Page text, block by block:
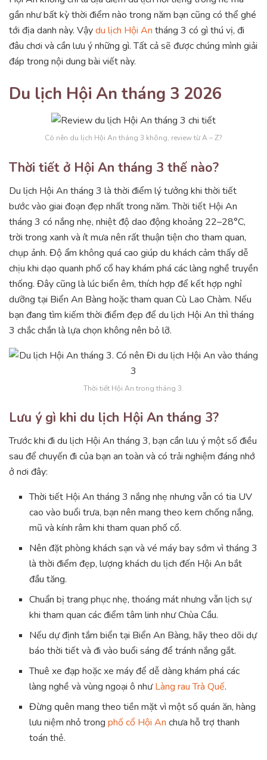
gần như bất kỳ thời điểm nào trong năm bạn cũng có thể ghé
tới địa danh này. Vậydu lịch Hội An tháng 3 có gì thú vị, đi
đâu chơi và cần lưu ý những gì. Tất cả sẽ được chúng mình giải
đáp trong nội dung bài viết này.
Du lịch Hội An tháng 3 2026
Có nên du lịch Hội An tháng 3 không, review từ A – Z?
Thời tiết ở Hội An tháng 3 thế nào?
Du lịch Hội An tháng 3 là thời điểm lý tưởng khi thời tiết
bước vào giai đoạn đẹp nhất trong năm. Thời tiết Hội An
tháng 3 có nắng nhẹ, nhiệt độ dao động khoảng 22–28°C,
trời trong xanh và ít mưa nên rất thuận tiện cho tham quan,
chụp ảnh. Độ ẩm không quá cao giúp du khách cảm thấy dễ
chịu khi dạo quanh phố cổ hay khám phá các làng nghề truyền
thống. Đây cũng là lúc biển êm, thích hợp để kết hợp nghỉ
dưỡng tại Biển An Bàng hoặc tham quan Cù Lao Chàm. Nếu
bạn đang tìm kiếm thời điểm đẹp để du lịch Hội An thì tháng
3 chắc chắn là lựa chọn không nên bỏ lỡ.
Thời tiết Hội An trong tháng 3.
Lưu ý gì khi du lịch Hội An tháng 3?
Trước khi đi du lịch Hội An tháng 3, bạn cần lưu ý một số điều
sau để chuyến đi của bạn an toàn và có trải nghiệm đáng nhớ
ở nơi đây:
Thời tiết Hội An tháng 3 nắng nhẹ nhưng vẫn có tia UV
cao vào buổi trưa, bạn nên mang theo kem chống nắng,
mũ và kính râm khi tham quan phố cổ.
Nên đặt phòng khách sạn và vé máy bay sớm vì tháng 3
là thời điểm đẹp, lượng khách du lịch đến Hội An bắt
đầu tăng.
Chuẩn bị trang phục nhẹ, thoáng mát nhưng vẫn lịch sự
khi tham quan các điểm tâm linh như Chùa Cầu.
Nếu dự định tắm biển tại Biển An Bàng, hãy theo dõi dự
báo thời tiết và đi vào buổi sáng để tránh nắng gắt.
Thuê xe đạp hoặc xe máy để dễ dàng khám phá các
làng nghề và vùng ngoại ô nhưLàng rau Trà Quế.
Đừng quên mang theo tiền mặt vì một số quán ăn, hàng
lưu niệm nhỏ trongphố cổ Hội An chưa hỗ trợ thanh
toán thẻ.